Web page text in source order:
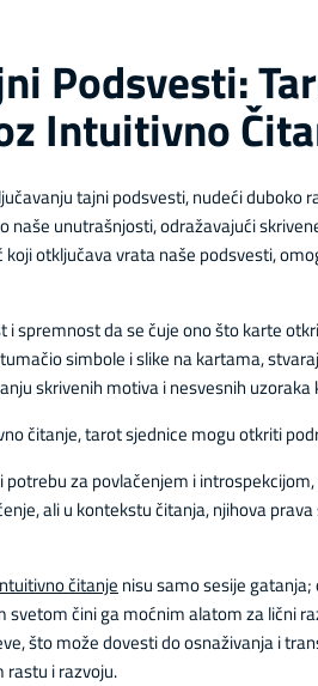
Podsvesti:
Intuitivno
tajni podsvesti, nudeći
naše unutrašnjosti, odražavajući
otključava vrata naše podsvesti,
spremnost da se čuje ono što karte
simbole i slike na kartama,
skrivenih motiva i nesvesnih
čitanje, tarot sjednice mogu otkriti
za povlačenjem i
ali u kontekstu čitanja, njihova
čitanje nisu samo sesije
čini ga moćnim alatom za lični
što može dovesti do osnaživanja i
rastu i razvoju.